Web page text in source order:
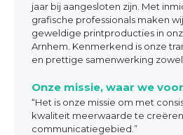
jaar bij aangesloten zijn. Met
grafische professionals maken
geweldige printproducties in
Arnhem. Kenmerkend is onze
en prettige samenwerking zowel
Onze missie, waar we
“Het is onze missie om met
kwaliteit meerwaarde te
communicatiegebied.”